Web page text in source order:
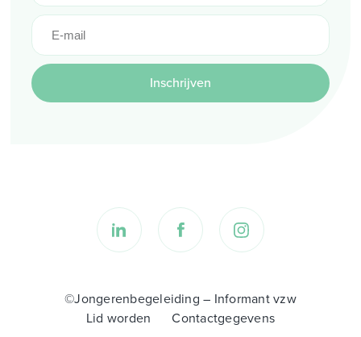
Inschrijven
©Jongerenbegeleiding – Informant vzw
Lid worden
Contactgegevens